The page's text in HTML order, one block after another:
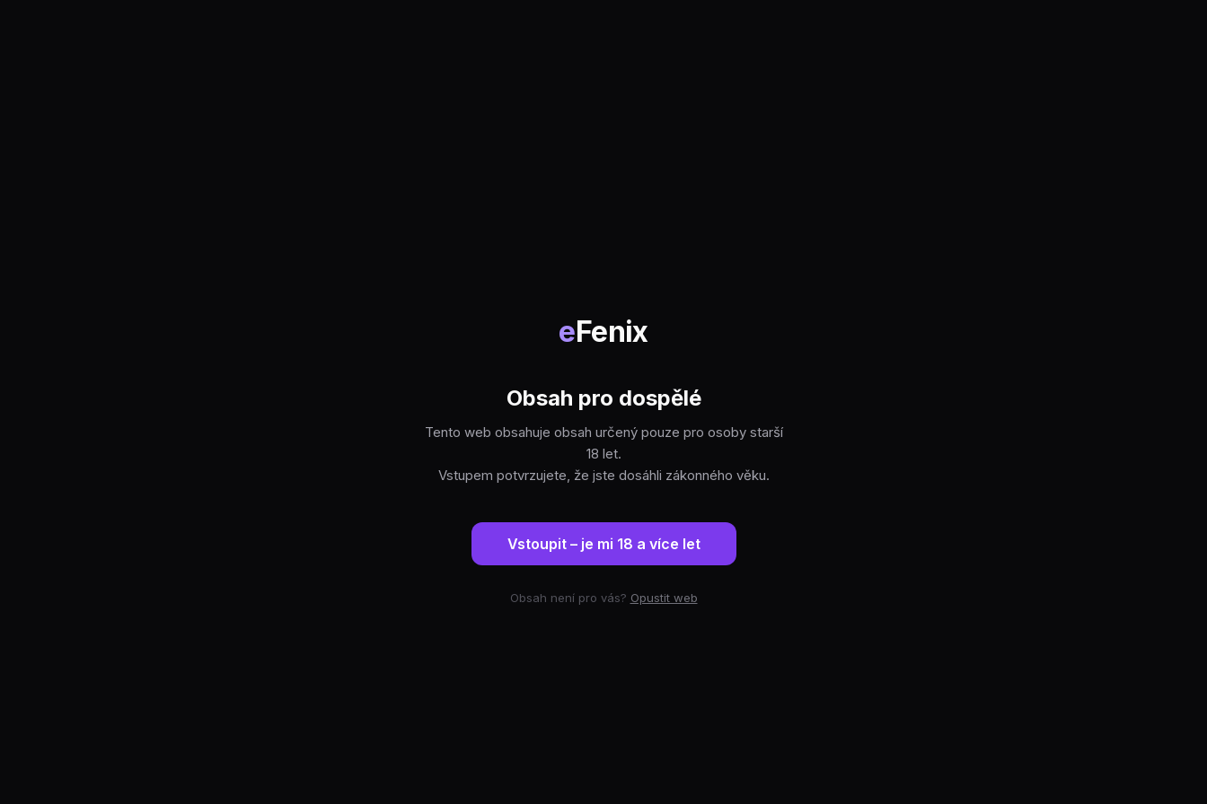
eFenix
Obsah pro dospělé
Tento web obsahuje obsah určený pouze pro osoby starší
18 let.
Vstupem potvrzujete, že jste dosáhli zákonného věku.
Vstoupit – je mi 18 a více let
Obsah není pro vás? Opustit web